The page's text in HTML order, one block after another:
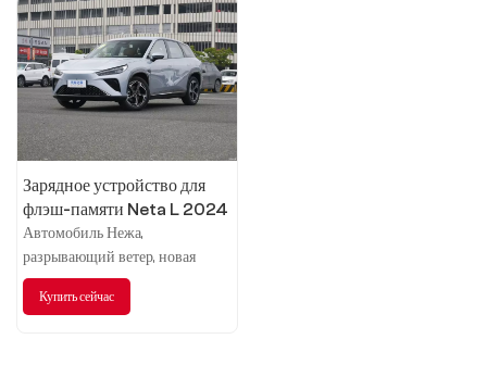
Зарядное устройство для
флэш-памяти Neta L 2024
расширенного диапазона
310
Автомобиль Нежа,
разрывающий ветер, новая
глава безопасного
интеллектуального вождения.
Купить сейчас